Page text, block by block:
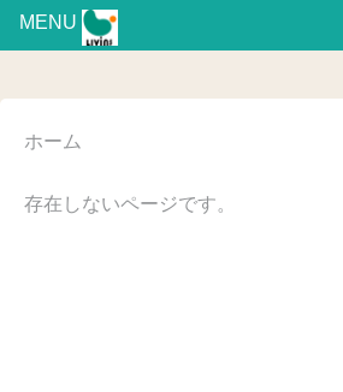
ホーム
存在しないページです。
MENU